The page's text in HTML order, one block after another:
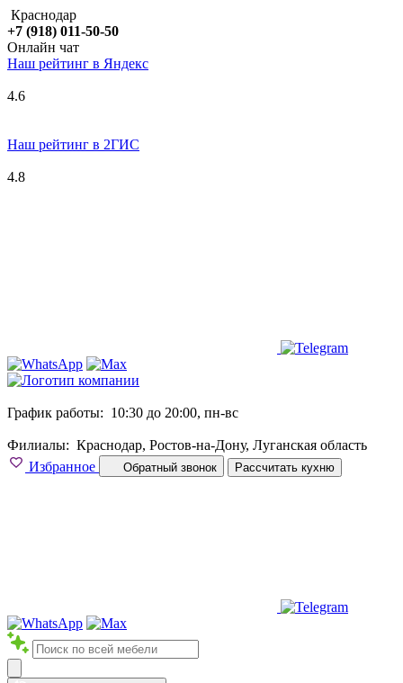
Краснодар
+7 (918) 011-50-50
Онлайн чат
Наш рейтинг в Яндекс
4.6
Наш рейтинг в 2ГИС
4.8
График работы: 10:30 до 20:00, пн-вс
Филиалы: Краснодар, Ростов-на-Дону, Луганская область
Избранное
Обратный звонок Рассчитать кухню